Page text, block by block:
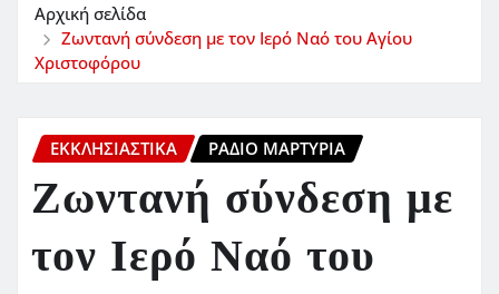
Αρχική σελίδα
Ζωντανή σύνδεση με τον Ιερό Ναό του Αγίου
Χριστοφόρου
ΕΚΚΛΗΣΙΑΣΤΙΚΆ ΡΆΔΙΟ ΜΑΡΤΥΡΊΑ
Ζωντανή σύνδεση με
τον Ιερό Ναό του